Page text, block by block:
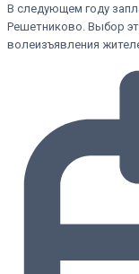
В следующем году
Решетниково. Выбор
волеизъявления